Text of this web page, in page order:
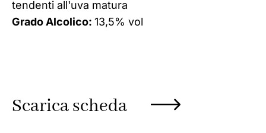
tendenti all'uva matura
Grado Alcolico: 13,5% vol
Scarica scheda